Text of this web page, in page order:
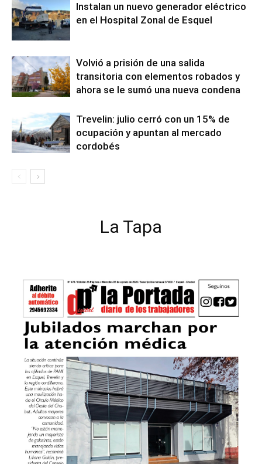
Instalan un nuevo generador eléctrico
en el Hospital Zonal de Esquel
Volvió a prisión de una salida
transitoria con elementos robados y
ahora se le sumó una nueva condena
Trevelin: julio cerró con un 15% de
ocupación y apuntan al mercado
cordobés
La Tapa